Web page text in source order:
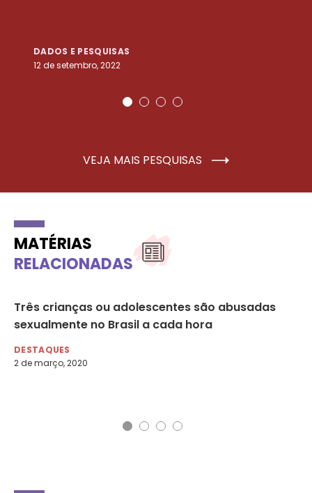
DADOS E PESQUISAS
12 de setembro, 2022
VEJA MAIS PESQUISAS
MATÉRIAS
RELACIONADAS
Três crianças ou adolescentes são abusadas
sexualmente no Brasil a cada hora
DESTAQUES
2 de março, 2020